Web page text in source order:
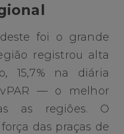
foi o grande
registrou alta
15,7% na diária
— o melhor
as regiões. O
das praças de